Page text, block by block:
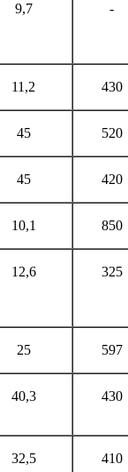
9,7 -
11,2 430
45 520
45 420
10,1 850
12,6 325
25 597
40,3 430
32,5 410